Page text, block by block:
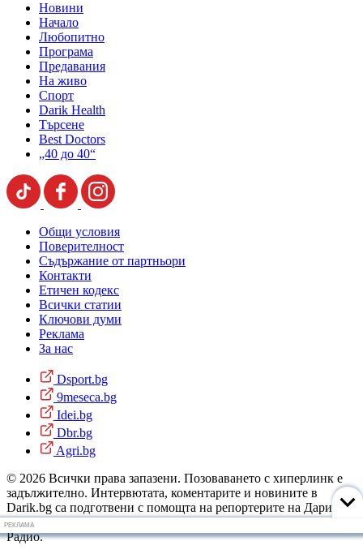
Новини
Начало
Любопитно
Програма
Предавания
На живо
Спорт
Darik Health
Търсене
Best Doctors
„40 до 40“
Общи условия
Поверителност
Съдържание от партньори
Контакти
Етичен кодекс
Всички статии
Ключови думи
Реклама
За нас
Dsport.bg
9meseca.bg
Idei.bg
Dbr.bg
Agri.bg
© 2026 Всички права запазени. Позоваването с хиперлинк е
задължително. Интервютата, коментарите и новините в
Darik.bg са подготвени с помощта на репортерите на Дарик
Радио и новинарските емисии на радиото. Снимки: Дарик
Радио.
РЕКЛАМА